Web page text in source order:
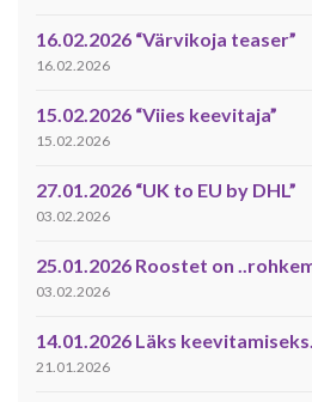
16.02.2026 “Värvikoja teaser”
16.02.2026
15.02.2026 “Viies keevitaja”
15.02.2026
27.01.2026 “UK to EU by DHL”
03.02.2026
25.01.2026 Roostet on
03.02.2026
14.01.2026 Läks keevitamiseks.
21.01.2026